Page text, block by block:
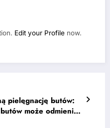
Edit your Profile now.
pielęgnację butów:
może odmienić